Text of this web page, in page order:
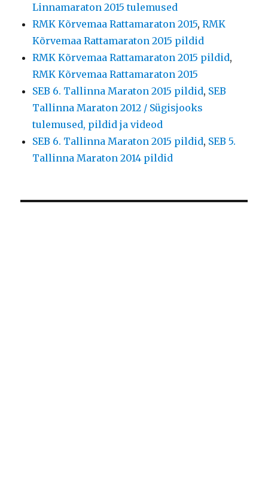
Linnamaraton 2015 tulemused
RMK Kõrvemaa Rattamaraton 2015,RMK
Kõrvemaa Rattamaraton 2015 pildid
RMK Kõrvemaa Rattamaraton 2015 pildid,
RMK Kõrvemaa Rattamaraton 2015
SEB 6. Tallinna Maraton 2015 pildid, SEB
Tallinna Maraton 2012 / Sügisjooks
tulemused, pildid ja videod
SEB 6. Tallinna Maraton 2015 pildid, SEB 5.
Tallinna Maraton 2014 pildid